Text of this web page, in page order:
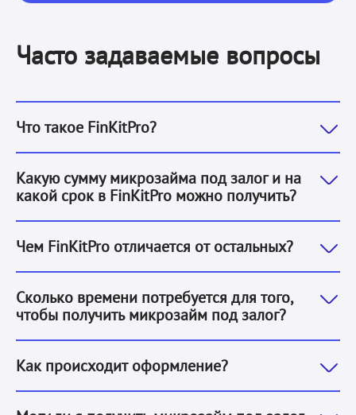
Часто задаваемые вопросы
Что такое FinKitPro?
Это сервис потребительских микрозаймов под
Какую сумму микрозайма под залог и на
какой срок в FinKitPro можно получить?
Мы выдаем микрозайм под залог от 1 000 до 300
Чем FinKitPro отличается от остальных?
Основные отличия, которые отличают нас от
Сколько времени потребуется для того,
чтобы получить микрозайм под залог?
Благодаря тому, что заявка заполняется онлайн,
Как происходит оформление?
1. Вы оставляете заявку. 2. Наша система оценивает
Да. Решение о выдаче микрозайма под залог не